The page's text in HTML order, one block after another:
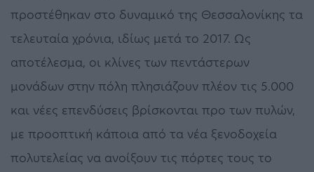
προστέθηκαν στο δυναμικό της Θεσσαλονίκης τα
τελευταία χρόνια, ιδίως μετά το 2017. Ως
αποτέλεσμα, οι κλίνες των πεντάστερων
μονάδων στην πόλη πλησιάζουν πλέον τις 5.000
και νέες επενδύσεις βρίσκονται προ των πυλών,
με προοπτική κάποια από τα νέα ξενοδοχεία
πολυτελείας να ανοίξουν τις πόρτες τους το